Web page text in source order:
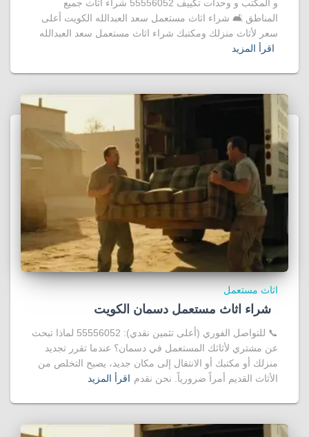
و المكتب و وحدات تكييف 55556052 شراء اثاث جميع
المناطق 🛋️ شراء اثاث مستعمل سعد العبدالله الكويت أعلى
سعر لأثاث منزلك ومكتبك شراء اثاث مستعمل سعد العبدالله
اقرأ المزيد
اثاث مستعمل
شراء اثاث مستعمل دسمان الكويت
📞 للتواصل الفوري (أعلى تثمين نقدي): 55556052 لماذا تبحث
عن مشتري لأثاثك المستعمل في دسمان؟ عندما تقرر تجديد
منزلك أو مكتبك أو الانتقال إلى مكان جديد، يصبح التخلص من
الأثاث القديم أمراً ضرورياً. نحن نقدم اقرأ المزيد